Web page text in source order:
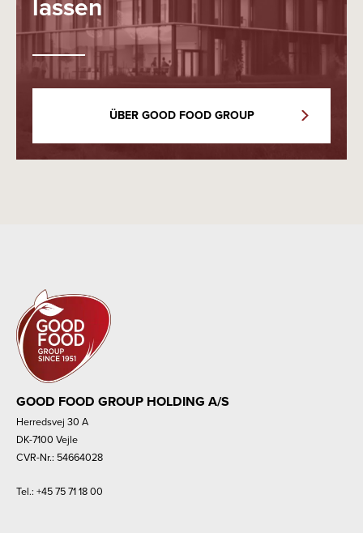
ÜBER GOOD FOOD GROUP
GOOD FOOD GROUP HOLDING A/S
Herredsvej 30 A
DK-7100 Vejle
CVR-Nr.: 54664028
Tel.: +45 75 71 18 00